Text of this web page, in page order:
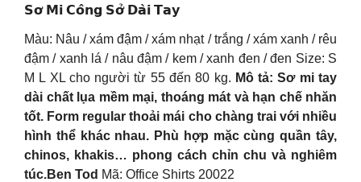
𝗦𝗼̛ 𝗠𝗶 𝗖𝗼̂𝗻𝗴 𝗦𝗼̛̉ 𝗗𝗮̀𝗶 𝗧𝗮𝘆
Màu: Nâu / xám đậm / xám nhạt / trắng / xám xanh / rêu
đậm / xanh lá / nâu đậm / kem / xanh đen / đen Size: S
M L XL cho người từ 55 đến 80 kg. Mô tả: Sơ mi tay
dài chất lụa mềm mại, thoáng mát và hạn chế nhăn
tốt. Form regular thoải mái cho chàng trai với nhiều
hình thể khác nhau. Phù hợp mặc cùng quần tây,
chinos, khakis… phong cách chỉn chu và nghiêm
túc.Ben Tod Mã: Office Shirts 20022